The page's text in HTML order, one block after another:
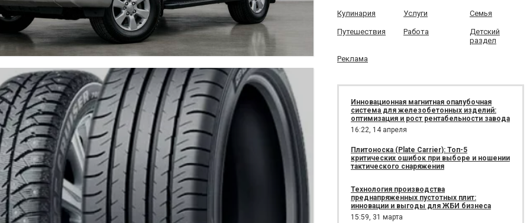
Кулинария Услуги Семья
Путешествия Работа
Детский
раздел
Реклама
Инновационная магнитная опалубочная
система для железобетонных изделий:
оптимизация и рост рентабельности завода
16:22, 14 апреля
Плитоноска (Plate Carrier): Топ-5
критических ошибок при выборе и ношении
тактического снаряжения
Технология производства
преднапряженных пустотных плит:
инновации и выгоды для ЖБИ бизнеса
15:59, 31 марта